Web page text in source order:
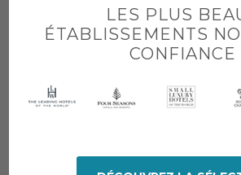
Draps Housse
LES PLUS
ÉTABLISSEMENTS
CONFIANCE